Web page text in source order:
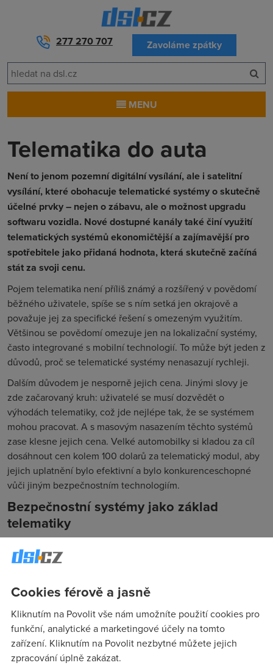
277 270 707 Zavoláme zpátky
MENU
Telematika do auta
Není to jenom pozemní digitální vysílání, ale i satelitní
vysílání, které obohacuje telematické systémy o skutečně
účelné prvky – nejen o zábavu, ale o možnost upgradu
softwaru vozidla. Nové dostupné kanály také činí využití
telematických systémů ekonomičtější a zajímavější pro
spotřebitele jako přidaná hodnota, která skutečně začíná
stát za svoji cenu.
Pojem telematika není příliš známý a rozšířený v povědomí
běžného uživatele, spíše se s ním setká jen okrajově a
považuje jej za specifické řešení s omezeným využitím.
Většinou se povědomí omezuje jen na lokalizační systémy,
často integrované s mobilní technologií. To může být jeden z
důvodů, proč se telematické systémy nenasazují rychleji.
Dalším důvodem je nesporně jejich cena. Jinými slovy je
zde začarovaný kruh: uživatelé se musí dozvědět o
výhodách telematiky, což jde nejlépe tak, že se systémem
mohou pracovat. A s masovým nasazením těchto systémů
zase klesne jejich cena. Velké automobilky si kladou za cíl
dosáhnout cen kolem 100 dolarů za telematický modul, aby
jejich uplatnění bylo efektivní a bylo konkurenceschopné
vůči jiným bezpečnostním technologiím.
Bezpečnostní systémy jako základ
telematiky
počtu dopravních nehod, zejména se smrtelnými následky
telematické systému mají v tomto směru hrát důležitou roli.
callpříliš nehrnou, bude proto potřeba kombinovat investice
ze soukromého sektoru s veřejnými financemi. Po pěti
letech od spuštění těchto telematických služeb je jejich
penetrace v Evropě zanedbatelná: 0,2% používaných aut
Cookies férově a jasně
Kliknutím na Povolit vše nám umožníte použití cookies pro
funkční, analytické a marketingové účely na tomto
zařízení. Kliknutím na Povolit nezbytné můžete jejich
zpracování úplně zakázat.